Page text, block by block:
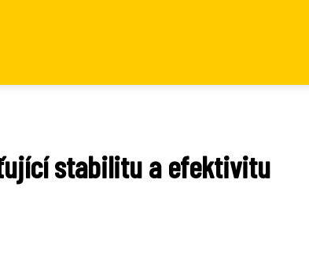
stabilitu a efektivitu